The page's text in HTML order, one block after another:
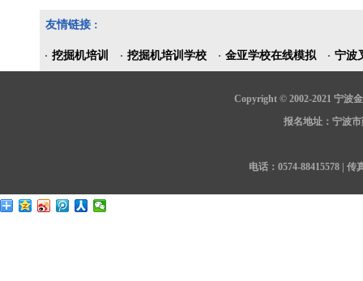
友情链接 :
挖掘机培训 挖掘机培训学校 金亚学校在线模拟 宁波
Copyright © 2002-2021 宁波
报名地址：宁波
电话：0574-88415578 | 传